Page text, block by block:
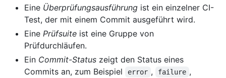
Eine Überprüfungsausführung ist ein einzelner CI-
Test, der mit einem Commit ausgeführt wird.
Eine Prüfsuite ist eine Gruppe von
Prüfdurchläufen.
Ein Commit-Status zeigt den Status eines
Commits an, zum Beispiel
error , failure ,